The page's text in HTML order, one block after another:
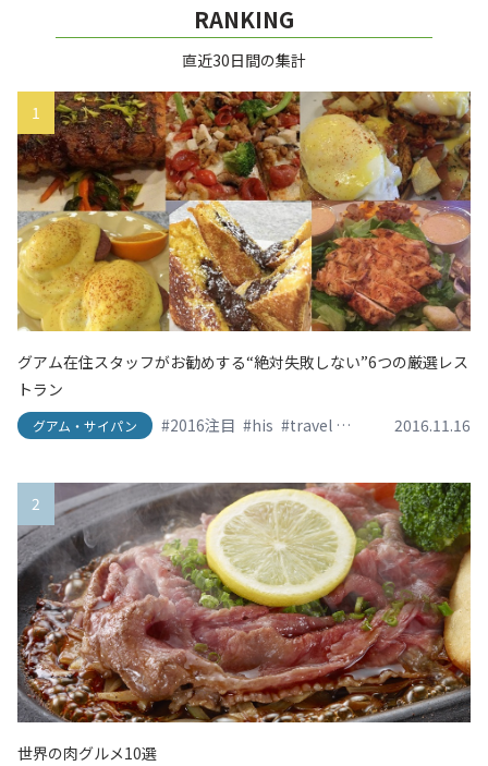
RANKING
直近30日間の集計
1
グアム在住スタッフがお勧めする“絶対失敗しない”6つの厳選レス
トラン
グアム・サイパン #2016注目 #his #travel #エイチアイエス #
2016.11.16
2
世界の肉グルメ10選